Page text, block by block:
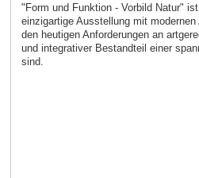
"Form und Funktion - Vorbild Natur"
einzigartige Ausstellung mit modernen
den heutigen Anforderungen an
und integrativer Bestandteil einer
sind.